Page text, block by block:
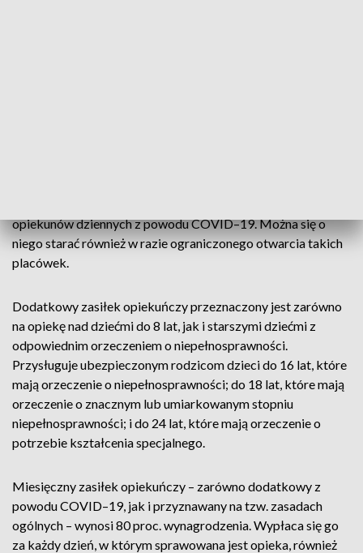
opiekunów dziennych z powodu COVID–19. Można się o
niego starać również w razie ograniczonego otwarcia takich
placówek.
Dodatkowy zasiłek opiekuńczy przeznaczony jest zarówno
na opiekę nad dziećmi do 8 lat, jak i starszymi dziećmi z
odpowiednim orzeczeniem o niepełnosprawności.
Przysługuje ubezpieczonym rodzicom dzieci do 16 lat, które
mają orzeczenie o niepełnosprawności; do 18 lat, które mają
orzeczenie o znacznym lub umiarkowanym stopniu
niepełnosprawności; i do 24 lat, które mają orzeczenie o
potrzebie kształcenia specjalnego.
Miesięczny zasiłek opiekuńczy – zarówno dodatkowy z
powodu COVID–19, jak i przyznawany na tzw. zasadach
ogólnych – wynosi 80 proc. wynagrodzenia. Wypłaca się go
za każdy dzień, w którym sprawowana jest opieka, również